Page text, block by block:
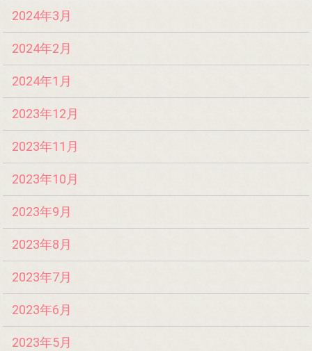
2024年3月
2024年2月
2024年1月
2023年12月
2023年11月
2023年10月
2023年9月
2023年8月
2023年7月
2023年6月
2023年5月